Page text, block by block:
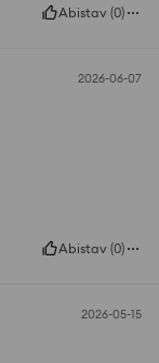
Abistav (0)
2026-06-07
Abistav (0)
2026-05-15